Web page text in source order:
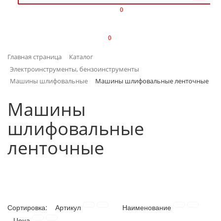
ИНТЕРЬЕР
КАНЦТОВАРЫ
КЛИМАТИЧЕСКАЯ ТЕХНИКА
КРЕПЕЖ И СКОБЯНЫЕ ИЗДЕЛИЯ
ПОСУДА
0
0
Главная страница
Каталог
Электроинструменты, бензоинструменты
Машины шлифовальные
Машины шлифовальные ленточные
Машины
шлифовальные
ленточные
Сортировка: Артикул
Наименование